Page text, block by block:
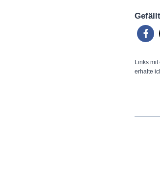
Links
erhalte